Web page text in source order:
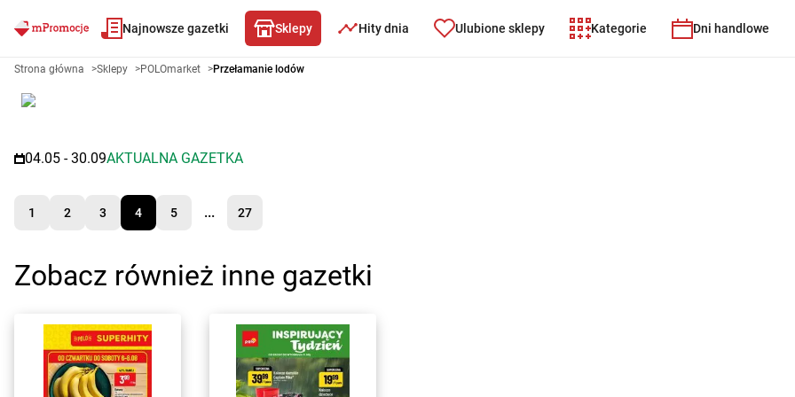
Najnowsze gazetki Sklepy Hity dnia Ulubione sklepy Kategorie Dni handlowe
Gazetka promocyjna POLOmarket - Przełamanie lodów
Strona główna >Sklepy >POLOmarket >Przełamanie lodów
04.05 - 30.09AKTUALNA GAZETKA
1 2 3 4 5 ... 27
Zobacz również inne gazetki